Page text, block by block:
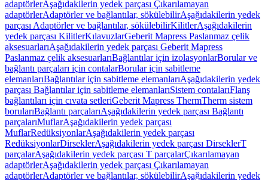
adaptörlerAşağıdakilerin yedek parçası Çıkarılamayan
adaptörlerAdaptörler ve bağlantılar, sökülebilirAşağıdakilerin yedek
parçası Adaptörler ve bağlantılar, sökülebilirKilitlerAşağıdakilerin
yedek parçası KilitlerKılavuzlarGeberit Mapress Paslanmaz çelik
aksesuarlarıAşağıdakilerin yedek parçası Geberit Mapress
Paslanmaz çelik aksesuarlarıBağlantılar için izolasyonlarBorular ve
bağlantı parçaları için contalarBorular için sabitleme
elemanlarıBağlantılar için sabitleme elemanlarıAşağıdakilerin yedek
parçası Bağlantılar için sabitleme elemanlarıSistem contalarıFlanş
bağlantıları için cıvata setleriGeberit Mapress ThermTherm sistem
borularıBağlantı parçalarıAşağıdakilerin yedek parçası Bağlantı
parçalarıMuflarAşağıdakilerin yedek parçası
MuflarRedüksiyonlarAşağıdakilerin yedek parçası
RedüksiyonlarDirseklerAşağıdakilerin yedek parçası DirseklerT
parçalarAşağıdakilerin yedek parçası T parçalarÇıkarılamayan
adaptörlerAşağıdakilerin yedek parçası Çıkarılamayan
adaptörlerAdaptörler ve bağlantılar, sökülebilirAşağıdakilerin yedek